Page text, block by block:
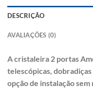
DESCRIÇÃO
AVALIAÇÕES (0)
A cristaleira 2 portas
telescópicas,
opção de instalação